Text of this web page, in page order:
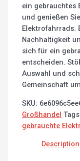
ein gebrauchtes
und genießen
Elektrofahrrads.
Nachhaltigkeit
sich für ein
entscheiden.
Auswahl und
Gemeinschaft
SKU:
Großhandel
gebrauchte
Description